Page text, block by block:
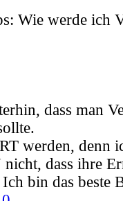
Wie werde ich
dass man
werden, denn
dass ihre
bin das beste